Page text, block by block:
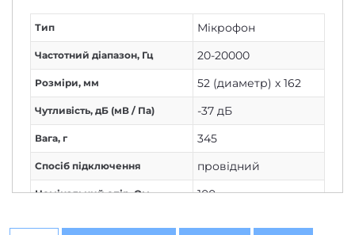
Тип Мікрофон
Частотний діапазон, Гц 20-20000
Розміри, мм 52 (диаметр) х 162
Чутливість, дБ (мВ / Па) -37 дБ
Вага, г 345
Спосіб підключення провідний
Номінальний опір, Ом 100